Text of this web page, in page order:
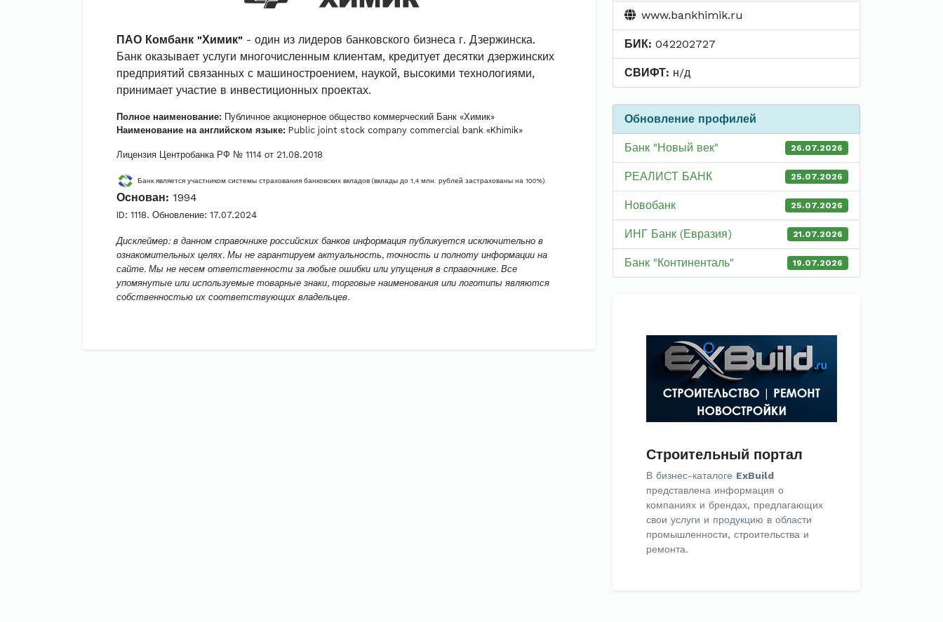
ПАО Комбанк "Химик" - один из лидеров банковского бизнеса г. Дзержинска.
Банк оказывает услуги многочисленным клиентам, кредитует десятки дзержинских
предприятий связанных с машиностроением, наукой, высокими технологиями,
принимает участие в инвестиционных проектах.
Полное наименование: Публичное акционерное общество коммерческий Банк «Химик»
Наименование на английском языке: Public joint stock company commercial bank «Khimik»
Лицензия Центробанка РФ № 1114 от 21.08.2018
Банк является участником системы страхования банковских вкладов (вклады до 1,4 млн. рублей застрахованы на 100%).
Основан: 1994
ID: 1118. Обновление: 17.07.2024
Дисклеймер: в данном справочнике российских банков информация публикуется исключительно в
ознакомительных целях. Мы не гарантируем актуальность, точность и полноту информации на
сайте. Мы не несем ответственности за любые ошибки или упущения в справочнике. Все
упомянутые или используемые товарные знаки, торговые наименования или логотипы являются
собственностью их соответствующих владельцев.
www.bankhimik.ru
БИК: 042202727
СВИФТ: н/д
Обновление профилей
Банк "Новый век" 26.07.2026
РЕАЛИСТ БАНК 25.07.2026
Новобанк 25.07.2026
ИНГ Банк (Евразия) 21.07.2026
Банк "Континенталь" 19.07.2026
Строительный портал
В бизнес-каталоге ExBuild
представлена информация о
компаниях и брендах, предлагающих
свои услуги и продукцию в области
промышленности, строительства и
ремонта.